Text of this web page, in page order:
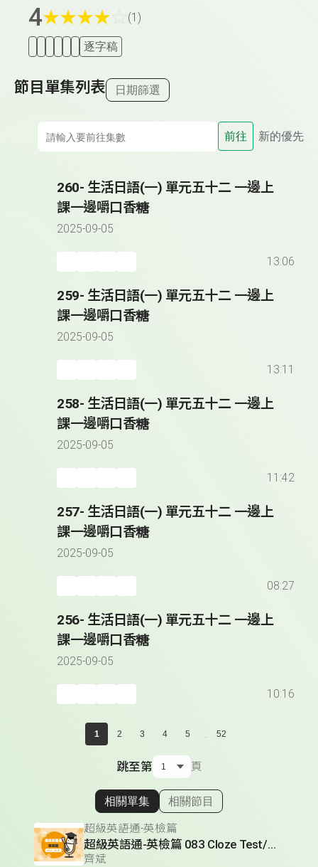
4★★★★ (1)
逐字稿
節目單集列表 日期篩選
前往 新的優先
260- 生活日語(一) 單元五十二 一邊上
課一邊嚼口香糖
2025-09-05
13:06
259- 生活日語(一) 單元五十二 一邊上
課一邊嚼口香糖
2025-09-05
13:11
258- 生活日語(一) 單元五十二 一邊上
課一邊嚼口香糖
2025-09-05
11:42
257- 生活日語(一) 單元五十二 一邊上
課一邊嚼口香糖
2025-09-05
08:27
256- 生活日語(一) 單元五十二 一邊上
課一邊嚼口香糖
2025-09-05
10:16
1 2 3 4 5 ... 52
跳至第 頁
顯示相關單集
相關單集 相關節目
超級英語通-英檢篇
超級英語通-英檢篇 083 Cloze Test/段落填空-13
齊斌